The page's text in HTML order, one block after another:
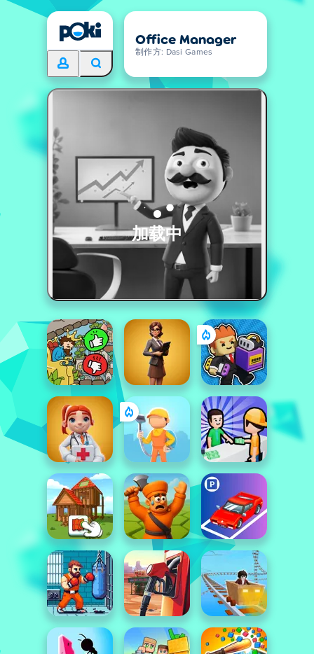
Office Manager
制作方: Dasi Games
加载中